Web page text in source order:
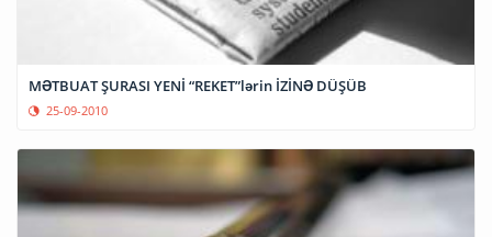
MƏTBUAT ŞURASI YENİ “REKET”lərin İZİNƏ DÜŞÜB
25-09-2010